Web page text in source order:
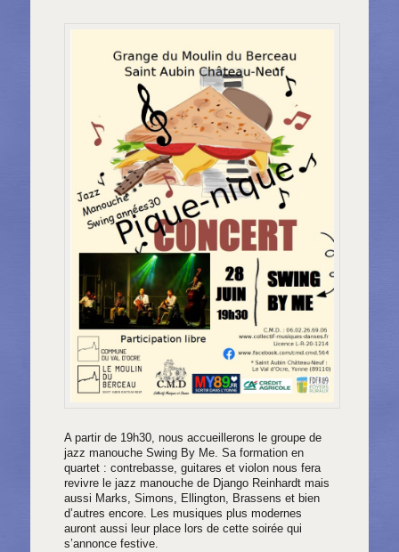
A partir de 19h30, nous accueillerons le groupe de
jazz manouche Swing By Me. Sa formation en
quartet : contrebasse, guitares et violon nous fera
revivre le jazz manouche de Django Reinhardt mais
aussi Marks, Simons, Ellington, Brassens et bien
d’autres encore. Les musiques plus modernes
auront aussi leur place lors de cette soirée qui
s’annonce festive.